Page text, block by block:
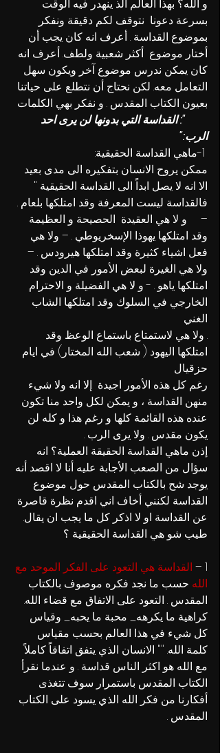
و الله؟ بهذا العالم الذ ينهدر فيه الوقت
بسرعة دعونا  نتوقف لكم دقيقة ونفكر
بموضوع القداسة . أعرف انه كان يجب أن
أختار موضوع  أكثر شعبية ولطف. أعرف انه
كان يمكن ندرس موضوع آخر ويكون سهل
التعامل معه. لكن نحتاج أن نتطلع على حياتنا
بعيون الكتاب المقدس . و نفكر بهي الكلمات
": القداسة التي بدونها لن يرى احد
الرب:"
ماهي القداسة الحقيقية:
ممكن يروح الانسان بتفكيره الى مدى بعيد
الا انه لا يصل ابداً الى القداسة الحقيقية "
فالقداسة ليست المعرفة وقد امتلكها بلعام .
–     و لا هي العقيدة  الحصيحة و العظيمة
وقد امتلكها يهوذا الإسخريوطي . – ولا هي
فعل اشياء كثيرة وقد امتلكها هيرودس . –
ولا هي الغيرة لبعض الأمور في الدين وقد
امتلكها ياهو . - و لا هي الفضيلة و الاحترام
الخارجي في السلوك وقد امتلكها الشاب
الغني
. ولا هي لاستمتاع باستماع الوعظ وقد
امتلكها اليهود ( شعب الله المختار) في ايام
حزقيال
رغم كل هذه الأمور اجيدة  إلا انه ولا شيء
منهن القداسة ، و يمكن لكل واحد منا تكون
عنده هذه القائمة كلها و رغم هذا و كله لن
يكون مقدس . ولا يرى الرب .
إذن ماهي القداسة الحقيقة العملية؟ انه
سؤال من الصعب الأجابة عليه أنا لا اقصد أنه
يوجد شح بالكتاب المقدس حول موضوع
القداسة لكنني أخاف اني اقدم نظرة قاصرة
عن القداسة او لا اذكر كل ما يجب ان يقال.
طيب شو هي القداسة الحقيقية ؟
1
– القداسة هي التعود على الفكر الموحد مع
الله حسب ما نجد فكره موصوف بالكتاب
المقدس . التعود على الاتفاق مع قضاء الله.
كراهية ما يكرهه_ محبة ما يحبه_ وقياس
كل شيء في هذا العالم بحسب مقياس
كلمة الله. "" الانسان الذي يتفق اتفاقاً كاملاً
مع الله هو اكثر الناس قداسة . و عندما نقرأ
الكتاب المقدس باستمرار سوف تتغذى
أفكارنا من فكر الله الذي يسود على الكتاب
المقدس .